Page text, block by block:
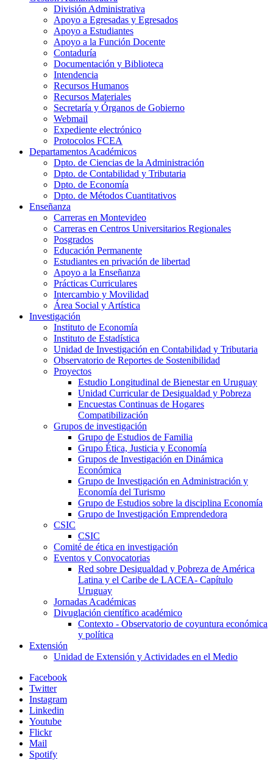
División Administrativa
Apoyo a Egresadas y Egresados
Apoyo a Estudiantes
Apoyo a la Función Docente
Contaduría
Documentación y Biblioteca
Intendencia
Recursos Humanos
Recursos Materiales
Secretaría y Órganos de Gobierno
Webmail
Expediente electrónico
Protocolos FCEA
Departamentos Académicos
Dpto. de Ciencias de la Administración
Dpto. de Contabilidad y Tributaria
Dpto. de Economía
Dpto. de Métodos Cuantitativos
Enseñanza
Carreras en Montevideo
Carreras en Centros Universitarios Regionales
Posgrados
Educación Permanente
Estudiantes en privación de libertad
Apoyo a la Enseñanza
Prácticas Curriculares
Intercambio y Movilidad
Área Social y Artística
Investigación
Instituto de Economía
Instituto de Estadística
Unidad de Investigación en Contabilidad y Tributaria
Observatorio de Reportes de Sostenibilidad
Proyectos
Estudio Longitudinal de Bienestar en Uruguay
Unidad Curricular de Desigualdad y Pobreza
Encuestas Continuas de Hogares
Compatibilización
Grupos de investigación
Grupo de Estudios de Familia
Grupo Ética, Justicia y Economía
Grupos de Investigación en Dinámica
Económica
Grupo de Investigación en Administración y
Economía del Turismo
Grupo de Estudios sobre la disciplina Economía
Grupo de Investigación Emprendedora
CSIC
CSIC
Comité de ética en investigación
Eventos y Convocatorias
Red sobre Desigualdad y Pobreza de América
Latina y el Caribe de LACEA- Capítulo
Uruguay
Jornadas Académicas
Divuglación científico académico
Contexto - Observatorio de coyuntura económica
y política
Extensión
Unidad de Extensión y Actividades en el Medio
Facebook
Twitter
Instagram
Linkedin
Youtube
Flickr
Mail
Spotify